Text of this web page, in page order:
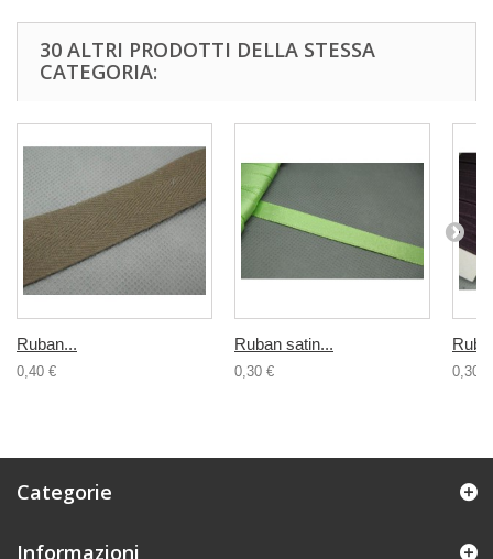
30 ALTRI PRODOTTI DELLA STESSA
CATEGORIA:
Ruban...
0,40 €
Ruban satin...
0,30 € 0,30 €
Categorie
Informazioni